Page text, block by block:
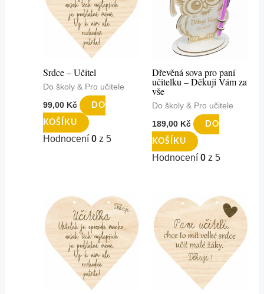
Srdce – Učitel
Do školy & Pro učitele
99,00 Kč DO
KOŠÍKU
Hodnocení 0z 5
Dřevěná sova pro paní
učitelku – Děkuji Vám za
vše
Do školy & Pro učitele
189,00 Kč DO
KOŠÍKU
Hodnocení 0 z 5